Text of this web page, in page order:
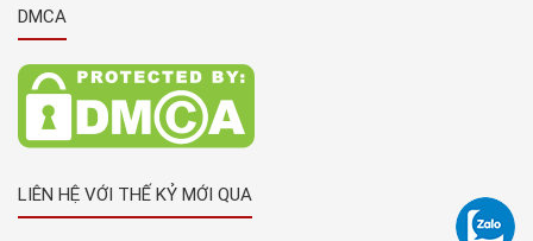
DMCA
LIÊN HỆ VỚI THẾ KỶ MỚI QUA